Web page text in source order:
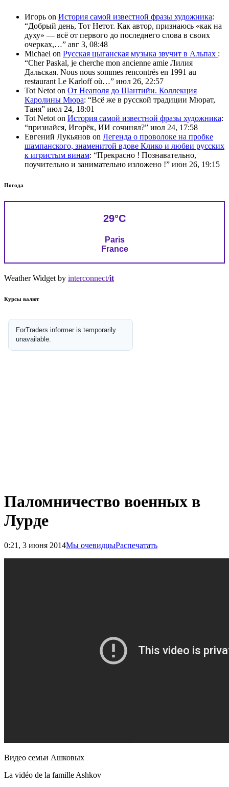
Игорь on История самой известной фразы художника:
“Добрый день, Тот Нетот. Как автор, признаюсь «как на
духу» — всё от первого до последнего слова в своих
очерках,…” авг 3, 08:48
Michael on Русская цыганская музыка звучит в Альпах :
“Cher Paskal, je cherche mon ancienne amie Лилия
Дальская. Nous nous sommes rencontrés en 1991 au
restaurant Le Karloff où…” июл 26, 22:57
Tot Netot on От Неаполя до Шантийи. Коллекция
Каролины Мюра: “Всё же в русской традиции Мюрат,
Таня” июл 24, 18:01
Tot Netot on История самой известной фразы художника:
“признайся, Игорёк, ИИ сочинял?” июл 24, 17:58
Евгений Лукьянов on Легенда о проволоке на пробке
шампанского, знаменитой вдове Клико и любви русских
к игристым винам: “Прекрасно ! Познавательно,
поучительно и занимательно изложено !” июн 26, 19:15
Погода
29°C
Paris
France
Weather Widget by interconnect/it
Курсы валют
Паломничество военных в
Лурде
0:21, 3 июня 2014Мы очевидцыРаспечатать
Видео семьи Ашковых
La vidéo de la famille Ashkov